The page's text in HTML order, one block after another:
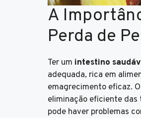
A
Perda de
Ter um intestino
adequada, rica em
emagrecimento eficaz. O
eliminação eficiente
pode haver problemas